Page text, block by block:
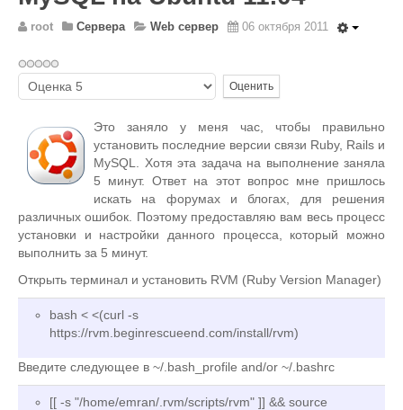
Wordpress
Общее
FAQ
Программы
Оборудование
Операционные системы
Общее
Новости
Из жизни mini Server
Разное
Контакты
Поиск по сайту
root Сервера Web сервер 06 октября 2011
Пожалуйста,
оцените
Это заняло у меня час, чтобы правильно
установить последние версии связи Ruby, Rails и
MySQL. Хотя эта задача на выполнение заняла
5 минут. Ответ на этот вопрос мне пришлось
искать на форумах и блогах, для решения
различных ошибок. Поэтому предоставляю вам весь процесс
установки и настройки данного процесса, который можно
выполнить за 5 минут.
Открыть терминал и установить RVM (Ruby Version Manager)
bash < <(curl -s
https://rvm.beginrescueend.com/install/rvm)
Введите следующее в ~/.bash_profile and/or ~/.bashrc
[[ -s "/home/emran/.rvm/scripts/rvm" ]] && source